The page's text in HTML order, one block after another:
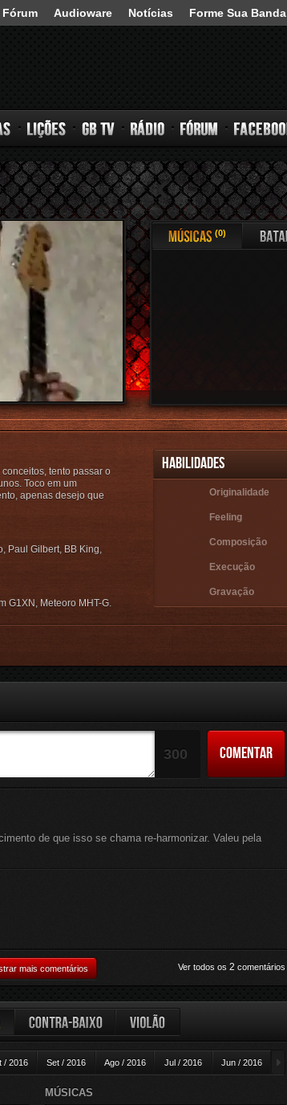
Fórum Audioware Notícias Forme Sua Banda
Lições GB TV Rádio Fórum Facebook
(0)
tento passar o
Toco em um
apenas desejo que
Paul Gilbert, BB King,
G1XN, Meteoro MHT-G.
Habilidades
Originalidade
Feeling
Composição
Execução
Gravação
300 COMENTAR
de que isso se chama re-harmonizar. Valeu pela
mais comentários Ver todos os 2 comentários
/ 2016 Set / 2016 Ago / 2016 Jul / 2016 Jun / 2016
Contra-baixo Violão
MÚSICAS